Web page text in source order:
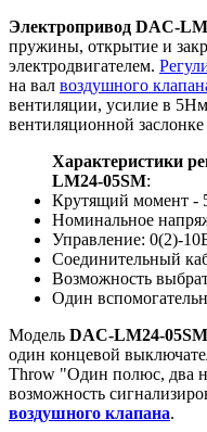
Электропривод DAC-
пружины, открытие и
электродвигателем.
на вал воздушного
вентиляции, усилие в
вентиляционной заслонке
Характеристики
LM24-05SM:
Крутящий момент -
Номинальное
Управление: 0(2)-
Соединительный
Возможность
Один
Модель DAC-LM24-05SM
один концевой
Throw "Один полюс, два
возможность
воздушного клапана.